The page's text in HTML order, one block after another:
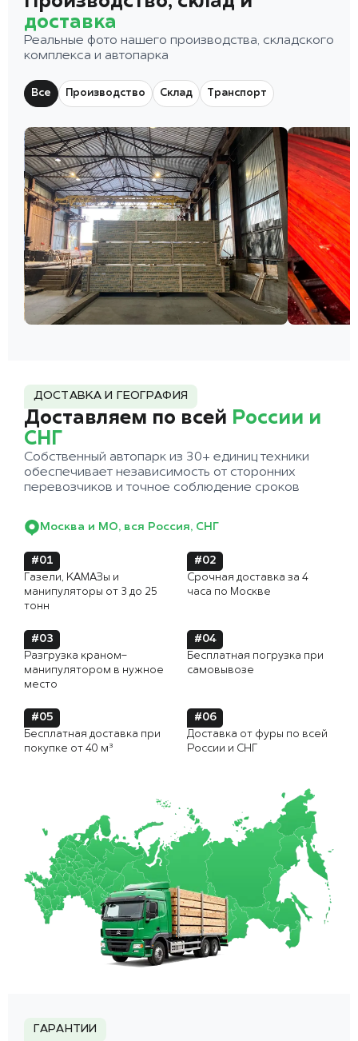
доставка
Реальные фото нашего производства, складского
комплекса и автопарка
Все Производство Склад Транспорт
ДОСТАВКА И ГЕОГРАФИЯ
Доставляем по всей России и
СНГ
Собственный автопарк из 30+ единиц техники
обеспечивает независимость от сторонних
перевозчиков и точное соблюдение сроков
Москва и МО, вся Россия, СНГ
#01
Газели, КАМАЗы и
манипуляторы от 3 до 25
тонн
#02
Срочная доставка за 4
часа по Москве
#03
Разгрузка краном-
манипулятором в нужное
место
#04
Бесплатная погрузка при
самовывозе
#05
Бесплатная доставка при
покупке от 40 м³
#06
Доставка от фуры по всей
России и СНГ
ГАРАНТИИ